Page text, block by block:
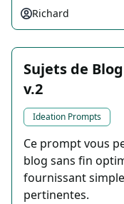
Richard
Sujets de
v.2
Ideation Prompts
Ce prompt vous
blog sans fin
fournissant
pertinentes.